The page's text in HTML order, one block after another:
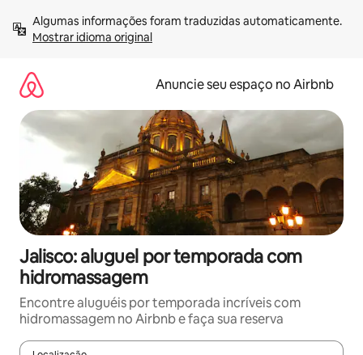
para
Mostrar idioma original
Anuncie seu espaço no Airbnb
Jalisco: aluguel por temporada com
hidromassagem
Encontre aluguéis por temporada incríveis com
hidromassagem no Airbnb e faça sua reserva